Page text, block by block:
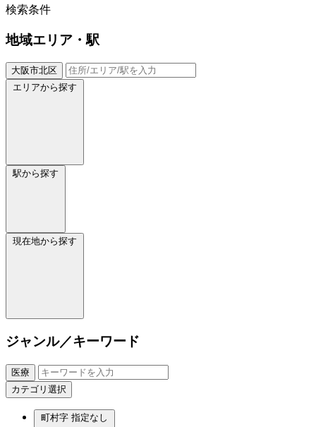
検索条件
地域エリア・駅
大阪市北区
エリアから探す
駅から探す
現在地から探す
ジャンル／キーワード
医療
カテゴリ選択
町村字 指定なし